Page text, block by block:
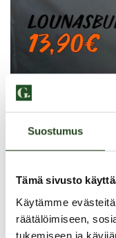
Suostumus
Tämä sivusto
Käytämme
räätälöimiseen,
tukemiseen ja